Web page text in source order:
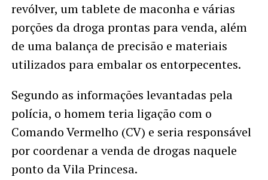
revólver, um tablete de maconha e várias
porções da droga prontas para venda, além
de uma balança de precisão e materiais
utilizados para embalar os entorpecentes.
Segundo as informações levantadas pela
polícia, o homem teria ligação com o
Comando Vermelho (CV) e seria responsável
por coordenar a venda de drogas naquele
ponto da Vila Princesa.